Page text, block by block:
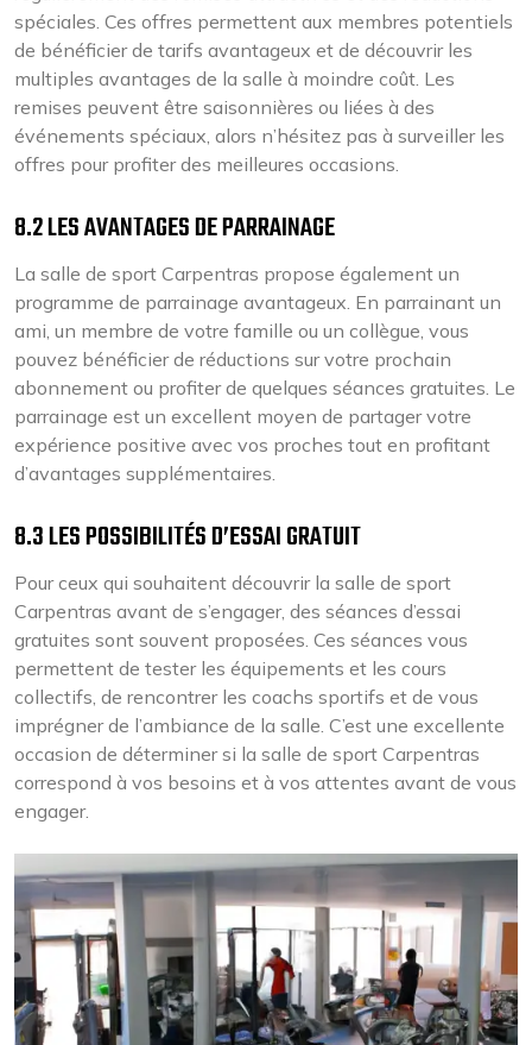
spéciales. Ces offres permettent aux membres potentiels
de bénéficier de tarifs avantageux et de découvrir les
multiples avantages de la salle à moindre coût. Les
remises peuvent être saisonnières ou liées à des
événements spéciaux, alors n’hésitez pas à surveiller les
offres pour profiter des meilleures occasions.
8.2 LES AVANTAGES DE PARRAINAGE
La salle de sport Carpentras propose également un
programme de parrainage avantageux. En parrainant un
ami, un membre de votre famille ou un collègue, vous
pouvez bénéficier de réductions sur votre prochain
abonnement ou profiter de quelques séances gratuites. Le
parrainage est un excellent moyen de partager votre
expérience positive avec vos proches tout en profitant
d’avantages supplémentaires.
8.3 LES POSSIBILITÉS D’ESSAI GRATUIT
Pour ceux qui souhaitent découvrir la salle de sport
Carpentras avant de s’engager, des séances d’essai
gratuites sont souvent proposées. Ces séances vous
permettent de tester les équipements et les cours
collectifs, de rencontrer les coachs sportifs et de vous
imprégner de l’ambiance de la salle. C’est une excellente
occasion de déterminer si la salle de sport Carpentras
correspond à vos besoins et à vos attentes avant de vous
engager.